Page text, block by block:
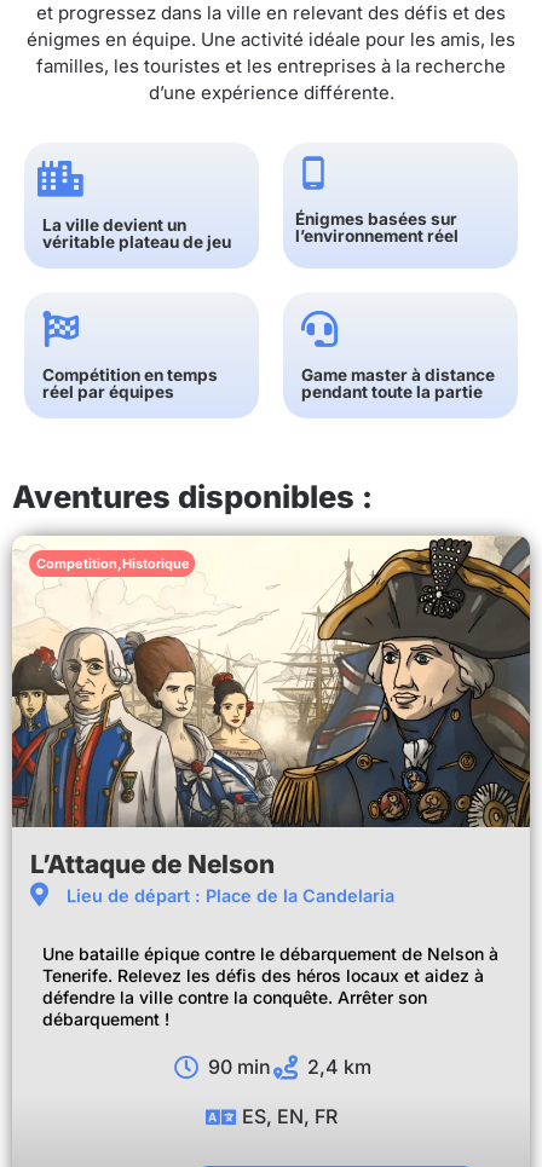
et progressez dans la ville en relevant des défis et des
énigmes en équipe. Une activité idéale pour les amis, les
familles, les touristes et les entreprises à la recherche
d’une expérience différente.
La ville devient un
véritable plateau de jeu
Énigmes basées sur
l’environnement réel
Compétition en temps
réel par équipes
Game master à distance
pendant toute la partie
Aventures disponibles :
Competition Historique
L’Attaque de Nelson
Lieu de départ : Place de la Candelaria
Une bataille épique contre le débarquement de Nelson à
Tenerife. Relevez les défis des héros locaux et aidez à
défendre la ville contre la conquête. Arrêter son
débarquement !
90 min 2,4 km
ES, EN, FR